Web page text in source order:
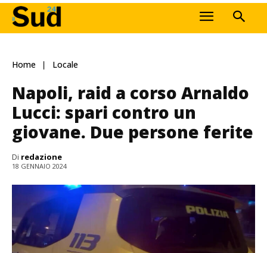
Home Locale
Napoli, raid a corso Arnaldo
Lucci: spari contro un
giovane. Due persone ferite
Di redazione
18 GENNAIO 2024